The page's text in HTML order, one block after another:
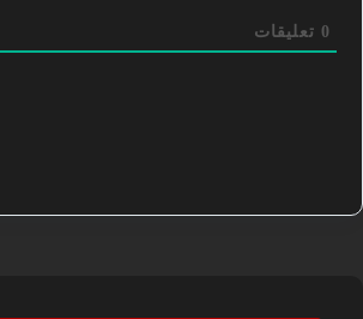
0 تعليقات